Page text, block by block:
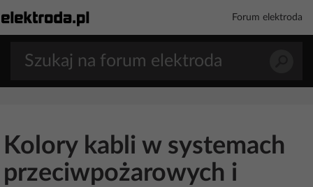
Forum elektroda
Kolory kabli w systemach
przeciwpożarowych i